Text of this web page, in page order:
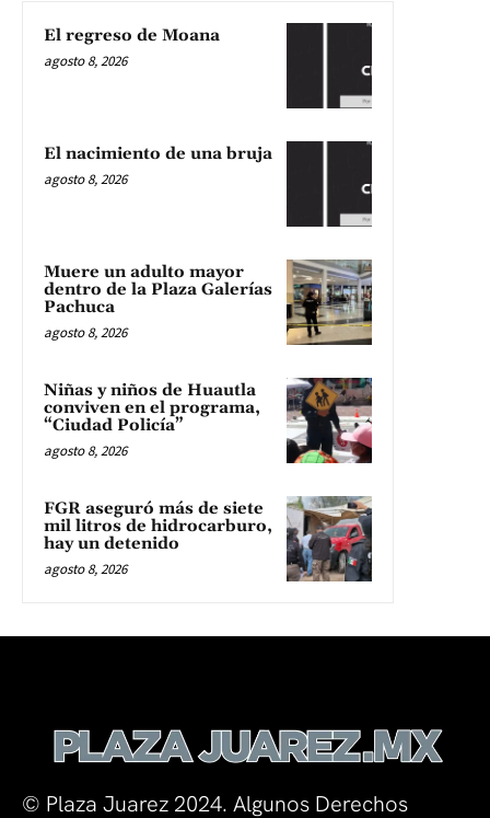
El regreso de Moana
agosto 8, 2026
El nacimiento de una bruja
agosto 8, 2026
Muere un adulto mayor
dentro de la Plaza Galerías
Pachuca
agosto 8, 2026
Niñas y niños de Huautla
conviven en el programa,
“Ciudad Policía”
agosto 8, 2026
FGR aseguró más de siete
mil litros de hidrocarburo,
hay un detenido
agosto 8, 2026
© Plaza Juarez 2024. Algunos Derechos